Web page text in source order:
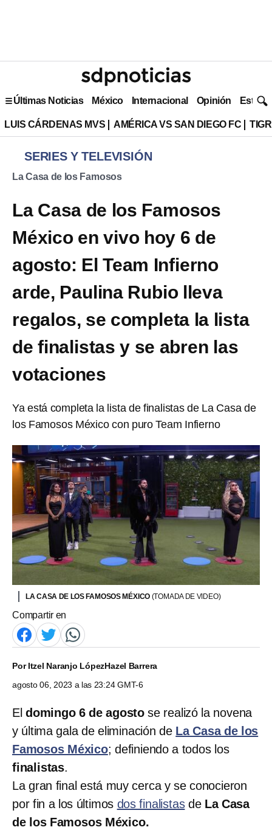
Últimas Noticias México Internacional Opinión Estilo
LUIS CÁRDENAS MVS AMÉRICA VS SAN DIEGO FC
SERIES Y TELEVISIÓN
La Casa de los Famosos
La Casa de los Famosos
México en vivo hoy 6 de
agosto: El Team Infierno
arde, Paulina Rubio lleva
regalos, se completa la lista
de finalistas y se abren las
votaciones
Ya está completa la lista de finalistas de La Casa de
los Famosos México con puro Team Infierno
LA CASA DE LOS FAMOSOS MÉXICO (TOMADA DE VIDEO)
Compartir en
PorItzel Naranjo LópezHazel Barrera
agosto 06, 2023 a las 23:24 GMT-6
El domingo 6 de agostose realizó la novena
y última gala de eliminación de La Casa de los
Famosos México; definiendo a todos los
finalistas.
La gran final está muy cerca y se conocieron
por fin a los últimos dos finalistasde La Casa
de los Famosos México.